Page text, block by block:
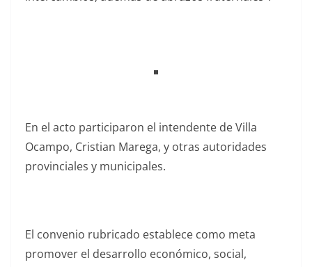
En el acto participaron el intendente de Villa
Ocampo, Cristian Marega, y otras autoridades
provinciales y municipales.
El convenio rubricado establece como meta
promover el desarrollo económico, social,